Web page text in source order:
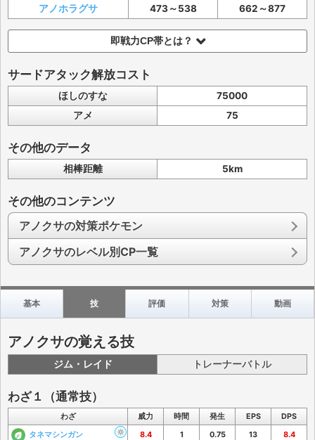
アノホラグサ
473～538 662～877
即戦力CP帯とは？
サードアタック解放コスト
ほしのすな
75000
アメ
75
その他のデータ
相棒距離 5km
その他のコンテンツ
アノクサの対策ポケモン
アノクサのレベル別CP一覧
基本 技 評価 対策 動画
アノクサの覚える技
ジム・レイド トレーナーバトル
わざ１（通常技）
わざ 威力 時間 発生 EPS
DPS
タネマシンガン
8.4 1 0.75 13 8.4